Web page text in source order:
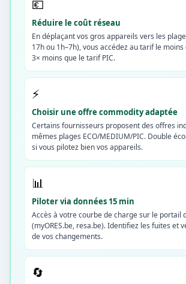
💶
Réduire le coût réseau
En déplaçant vos gros appareils vers les
17h ou 1h–7h), vous accédez au tarif le
3× moins que le tarif PIC.
⚡
Choisir une offre commodity adaptée
Certains fournisseurs proposent des offres
mêmes plages ECO/MEDIUM/PIC. Double
si vous pilotez bien vos appareils.
📊
Piloter via données 15 min
Accès à votre courbe de charge sur le portail
(myORES.be, resa.be). Identifiez les fuites et
de vos changements.
🔄